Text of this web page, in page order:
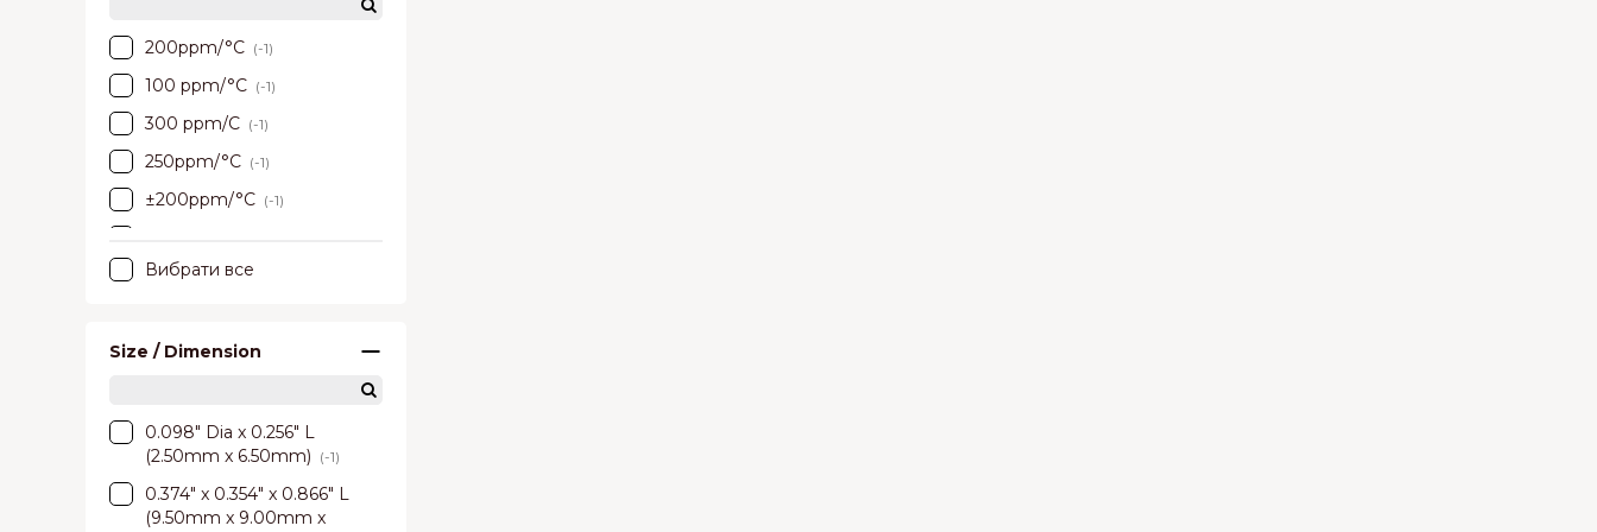
200ppm/°C (-1)
100 ppm/°C (-1)
300 ppm/C (-1)
250ppm/°C (-1)
±200ppm/°C (-1)
±350ppm/°C
Вибрати все
Size / Dimension
0.098" Dia x 0.256" L
(2.50mm x 6.50mm) (-1)
0.374" x 0.354" x 0.866" L
(9.50mm x 9.00mm x